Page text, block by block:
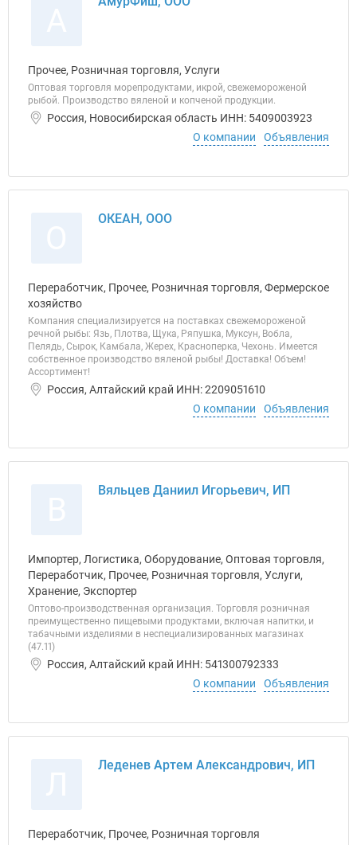
Прочее, Розничная торговля, Услуги
Оптовая торговля морепродуктами, икрой, свежемороженой
рыбой. Производство вяленой и копченой продукции.
Россия, Новосибирская область ИНН: 5409003923
О компании
Объявления
ОКЕАН, ООО
Переработчик, Прочее, Розничная торговля, Фермерское
хозяйство
Компания специализируется на поставках свежемороженой
речной рыбы: Язь, Плотва, Щука, Ряпушка, Муксун, Вобла,
Пелядь, Сырок, Камбала, Жерех, Красноперка, Чехонь. Имеется
собственное производство вяленой рыбы! Доставка! Объем!
Ассортимент!
Россия, Алтайский край ИНН: 2209051610
О компании
Объявления
Вяльцев Даниил Игорьевич, ИП
Импортер, Логистика, Оборудование, Оптовая торговля,
Переработчик, Прочее, Розничная торговля, Услуги,
Хранение, Экспортер
Оптово-производственная организация. Торговля розничная
преимущественно пищевыми продуктами, включая напитки, и
табачными изделиями в неспециализированных магазинах
(47.11)
Россия, Алтайский край ИНН: 541300792333
О компании
Объявления
Леденев Артем Александрович, ИП
Переработчик, Прочее, Розничная торговля